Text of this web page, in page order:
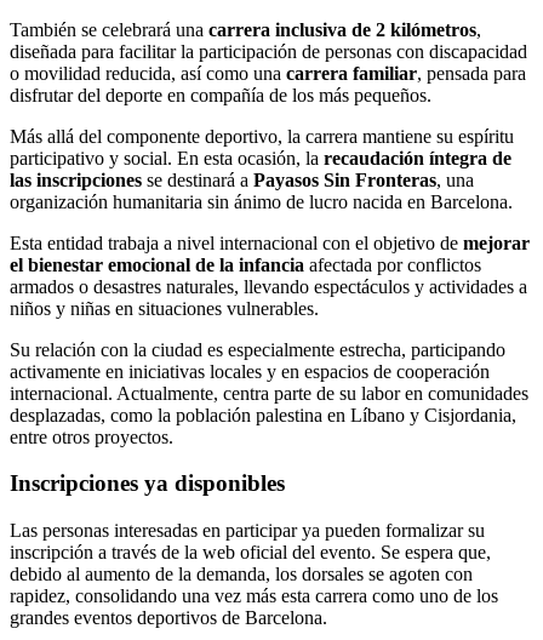
También se celebrará una carrera inclusiva de 2 kilómetros,
diseñada para facilitar la participación de personas con discapacidad
o movilidad reducida, así como una carrera familiar, pensada para
disfrutar del deporte en compañía de los más pequeños.
Más allá del componente deportivo, la carrera mantiene su espíritu
participativo y social. En esta ocasión, la recaudación íntegra de
las inscripciones se destinará a Payasos Sin Fronteras, una
organización humanitaria sin ánimo de lucro nacida en Barcelona.
Esta entidad trabaja a nivel internacional con el objetivo de mejorar
el bienestar emocional de la infancia afectada por conflictos
armados o desastres naturales, llevando espectáculos y actividades a
niños y niñas en situaciones vulnerables.
Su relación con la ciudad es especialmente estrecha, participando
activamente en iniciativas locales y en espacios de cooperación
internacional. Actualmente, centra parte de su labor en comunidades
desplazadas, como la población palestina en Líbano y Cisjordania,
entre otros proyectos.
Inscripciones ya disponibles
Las personas interesadas en participar ya pueden formalizar su
inscripción a través de la web oficial del evento. Se espera que,
debido al aumento de la demanda, los dorsales se agoten con
rapidez, consolidando una vez más esta carrera como uno de los
grandes eventos deportivos de Barcelona.